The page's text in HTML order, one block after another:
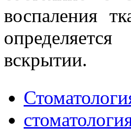
воспаления
вскрытии.